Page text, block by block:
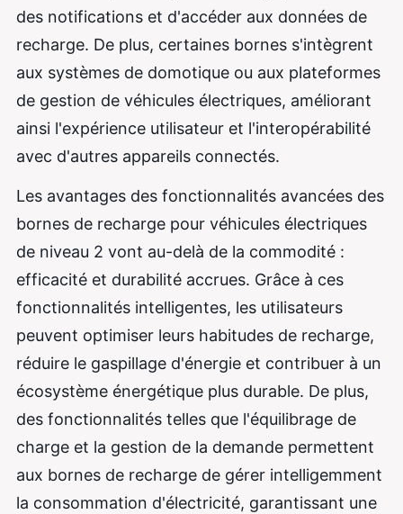
des notifications et d'accéder aux données de
recharge. De plus, certaines bornes s'intègrent
aux systèmes de domotique ou aux plateformes
de gestion de véhicules électriques, améliorant
ainsi l'expérience utilisateur et l'interopérabilité
avec d'autres appareils connectés.
Les avantages des fonctionnalités avancées des
bornes de recharge pour véhicules électriques
de niveau 2 vont au-delà de la commodité :
efficacité et durabilité accrues. Grâce à ces
fonctionnalités intelligentes, les utilisateurs
peuvent optimiser leurs habitudes de recharge,
réduire le gaspillage d'énergie et contribuer à un
écosystème énergétique plus durable. De plus,
des fonctionnalités telles que l'équilibrage de
charge et la gestion de la demande permettent
aux bornes de recharge de gérer intelligemment
la consommation d'électricité, garantissant une